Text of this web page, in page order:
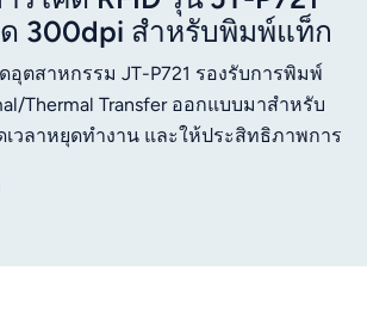
ด 300dpi สำหรับพิมพ์แท็ก
อุตสาหกรรม JT-P721 รองรับการพิมพ์
Thermal Transfer ออกแบบมาสำหรับ
วลาหยุดทำงาน และให้ประสิทธิภาพการ
แบบมาให้ทนทานต่อสภาพแวดล้อมทาง
ง และมีแถบฉีกกระดาษแบบสองทิศทาง